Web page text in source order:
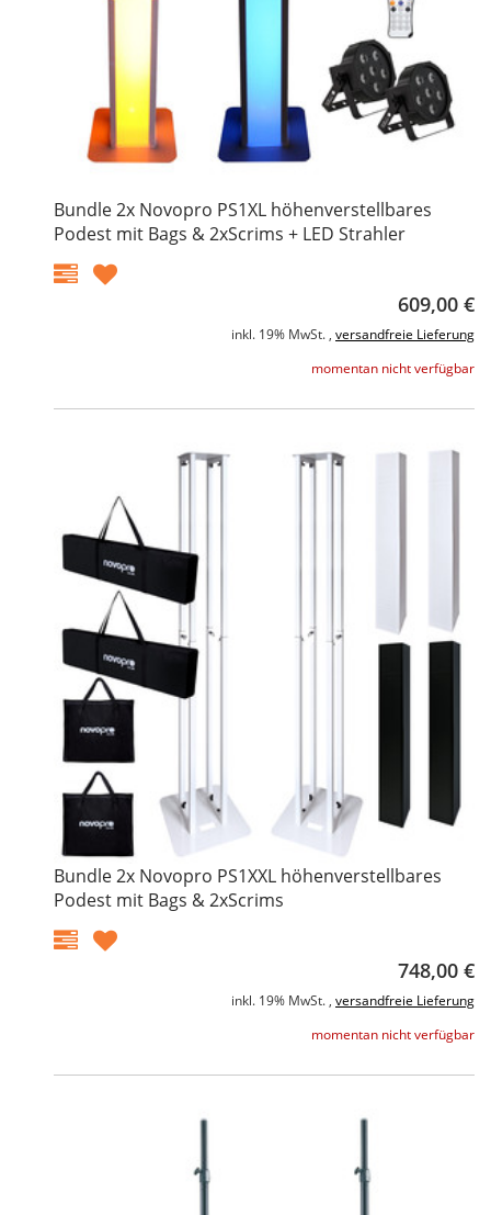
Bundle 2x Novopro PS1XL höhenverstellbares
Podest mit Bags & 2xScrims + LED Strahler
609,00 €
inkl. 19% MwSt. , versandfreie Lieferung
momentan nicht verfügbar
Bundle 2x Novopro PS1XXL höhenverstellbares
Podest mit Bags & 2xScrims
748,00 €
inkl. 19% MwSt. , versandfreie Lieferung
momentan nicht verfügbar